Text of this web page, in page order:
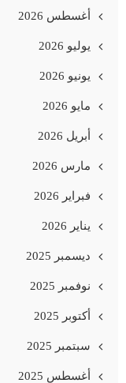
أغسطس 2026
يوليو 2026
يونيو 2026
مايو 2026
أبريل 2026
مارس 2026
فبراير 2026
يناير 2026
ديسمبر 2025
نوفمبر 2025
أكتوبر 2025
سبتمبر 2025
أغسطس 2025